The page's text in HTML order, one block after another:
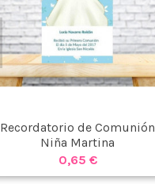
Recordatorio de Comunión
Niña Martina
0,65 €